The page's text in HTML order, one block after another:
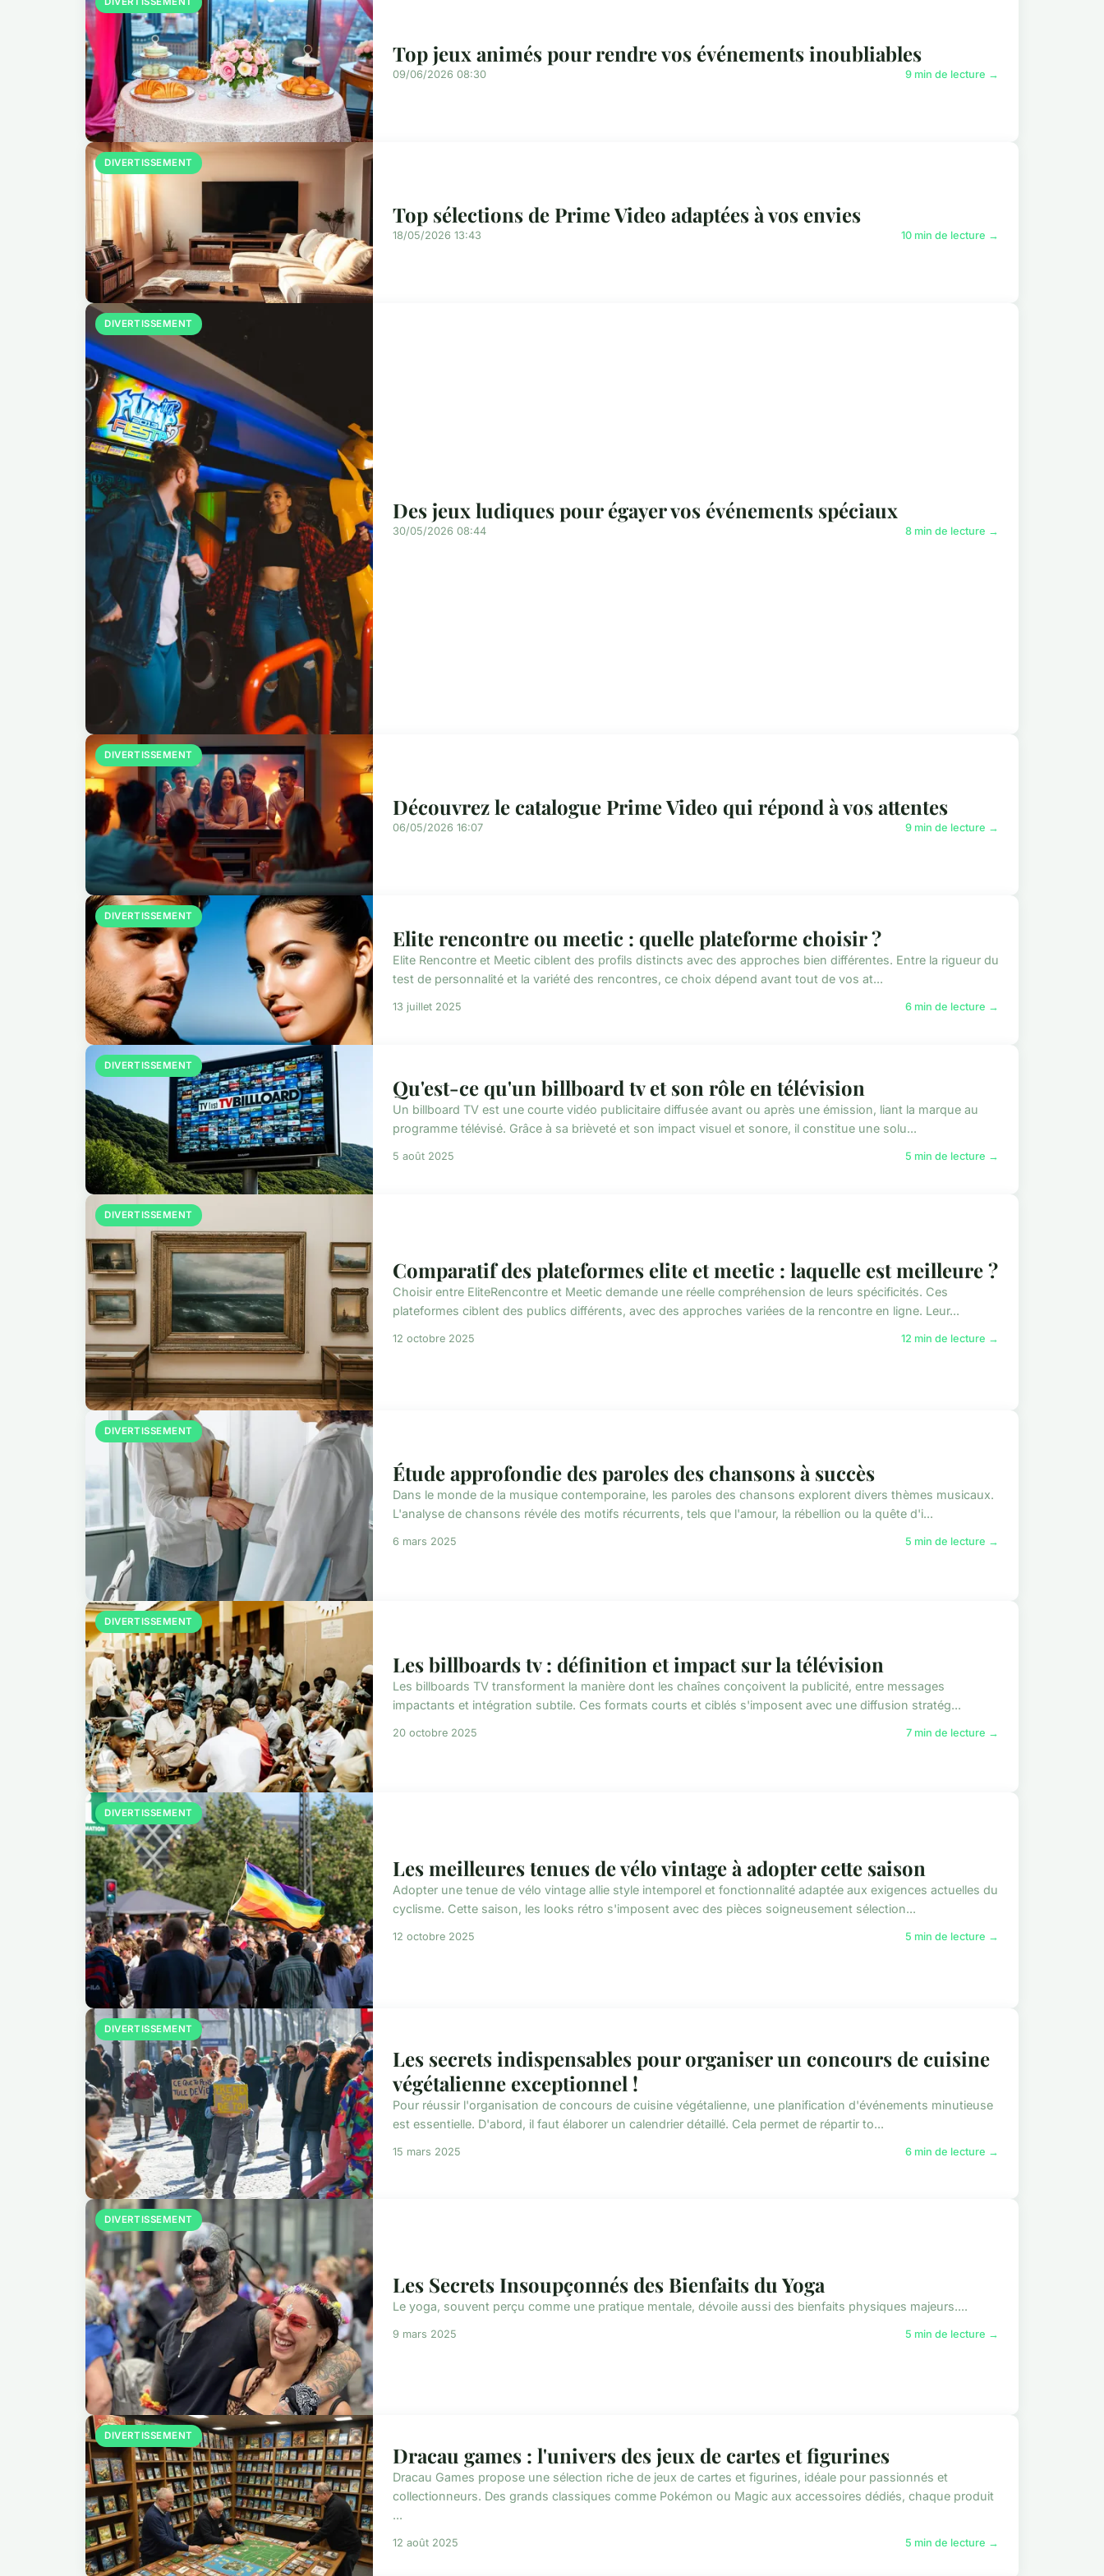
Top jeux animés pour rendre vos événements inoubliables
09/06/2026 08:30 9 min de lecture →
DIVERTISSEMENT
Top sélections de Prime Video adaptées à vos envies
18/05/2026 13:43 10 min de lecture →
DIVERTISSEMENT
Des jeux ludiques pour égayer vos événements spéciaux
30/05/2026 08:44 8 min de lecture →
DIVERTISSEMENT
Découvrez le catalogue Prime Video qui répond à vos attentes
06/05/2026 16:07 9 min de lecture →
DIVERTISSEMENT
Elite rencontre ou meetic : quelle plateforme choisir ?
Elite Rencontre et Meetic ciblent des profils distincts avec des approches bien différentes. Entre la rigueur du
test de personnalité et la variété des rencontres, ce choix dépend avant tout de vos at...
13 juillet 2025 6 min de lecture →
DIVERTISSEMENT
Qu'est-ce qu'un billboard tv et son rôle en télévision
Un billboard TV est une courte vidéo publicitaire diffusée avant ou après une émission, liant la marque au
programme télévisé. Grâce à sa brièveté et son impact visuel et sonore, il constitue une solu...
5 août 2025 5 min de lecture →
DIVERTISSEMENT
Comparatif des plateformes elite et meetic : laquelle est meilleure ?
Choisir entre EliteRencontre et Meetic demande une réelle compréhension de leurs spécificités. Ces
plateformes ciblent des publics différents, avec des approches variées de la rencontre en ligne. Leur...
12 octobre 2025 12 min de lecture →
DIVERTISSEMENT
Étude approfondie des paroles des chansons à succès
Dans le monde de la musique contemporaine, les paroles des chansons explorent divers thèmes musicaux.
L'analyse de chansons révéle des motifs récurrents, tels que l'amour, la rébellion ou la quête d'i...
6 mars 2025 5 min de lecture →
DIVERTISSEMENT
Les billboards tv : définition et impact sur la télévision
Les billboards TV transforment la manière dont les chaînes conçoivent la publicité, entre messages
impactants et intégration subtile. Ces formats courts et ciblés s'imposent avec une diffusion stratég...
20 octobre 2025 7 min de lecture →
DIVERTISSEMENT
Les meilleures tenues de vélo vintage à adopter cette saison
Adopter une tenue de vélo vintage allie style intemporel et fonctionnalité adaptée aux exigences actuelles du
cyclisme. Cette saison, les looks rétro s'imposent avec des pièces soigneusement sélection...
12 octobre 2025 5 min de lecture →
DIVERTISSEMENT
Les secrets indispensables pour organiser un concours de cuisine
végétalienne exceptionnel !
Pour réussir l'organisation de concours de cuisine végétalienne, une planification d'événements minutieuse
est essentielle. D'abord, il faut élaborer un calendrier détaillé. Cela permet de répartir to...
15 mars 2025 6 min de lecture →
DIVERTISSEMENT
Les Secrets Insoupçonnés des Bienfaits du Yoga
Le yoga, souvent perçu comme une pratique mentale, dévoile aussi des bienfaits physiques majeurs....
9 mars 2025 5 min de lecture →
DIVERTISSEMENT
Dracau games : l'univers des jeux de cartes et figurines
Dracau Games propose une sélection riche de jeux de cartes et figurines, idéale pour passionnés et
collectionneurs. Des grands classiques comme Pokémon ou Magic aux accessoires dédiés, chaque produit
...
12 août 2025 5 min de lecture →